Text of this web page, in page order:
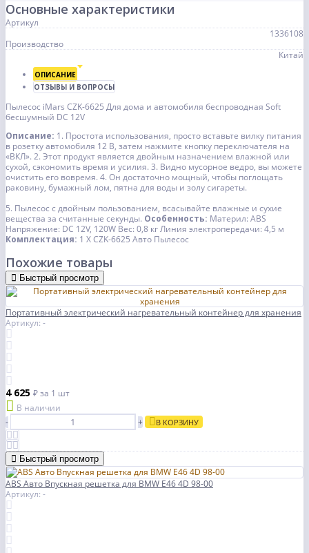
Основные характеристики
Артикул
1336108
Производство
Китай
ОПИСАНИЕ
ОТЗЫВЫ И ВОПРОСЫ
Пылесос iMars CZK-6625 Для дома и автомобиля беспроводная Soft
бесшумный DC 12V
Описание: 1. Простота использования, просто вставьте вилку питания
в розетку автомобиля 12 В, затем нажмите кнопку переключателя на
«ВКЛ». 2. Этот продукт является двойным назначением влажной или
сухой, сэкономить время и усилия. 3. Видно мусорное ведро, вы можете
очистить его вовремя. 4. Он достаточно мощный, чтобы поглощать
раковину, бумажный лом, пятна для воды и золу сигареты.
5. Пылесос с двойным пользованием, всасывайте влажные и сухие
вещества за считанные секунды. Особенность: Материл: ABS
Напряжение: DC 12V, 120W Вес: 0,8 кгЛиния электропередачи: 4,5 м
Комплектация: 1 Х CZK-6625 Авто Пылесос
Похожие товары
Быстрый просмотр
Портативный электрический нагревательный контейнер для хранения
Артикул: -
4 625 ₽за 1 шт
В наличии
-
+ В КОРЗИНУ
Быстрый просмотр
ABS Авто Впускная решетка для BMW E46 4D 98-00
Артикул: -